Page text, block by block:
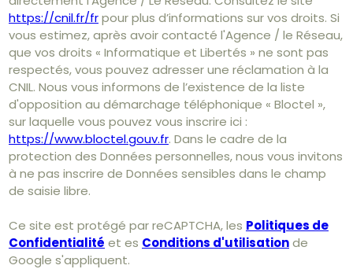
https://cnil.fr/frpour plus d’informations sur vos droits. Si
vous estimez, après avoir contacté l'Agence / le Réseau,
que vos droits « Informatique et Libertés » ne sont pas
respectés, vous pouvez adresser une réclamation à la
CNIL. Nous vous informons de l’existence de la liste
d'opposition au démarchage téléphonique « Bloctel »,
sur laquelle vous pouvez vous inscrire ici :
https://www.bloctel.gouv.fr. Dans le cadre de la
protection des Données personnelles, nous vous invitons
à ne pas inscrire de Données sensibles dans le champ
de saisie libre.
Ce site est protégé par reCAPTCHA, les Politiques de
Confidentialité et es Conditions d'utilisationde
Google s'appliquent.